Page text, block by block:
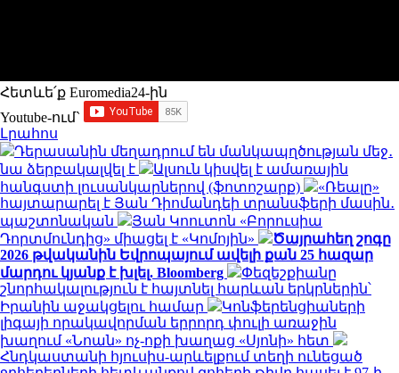
Հետևե՛ք Euromedia24-ին
Youtube-ում`
Լրահոս
Դերասանին մեղադրում են մանկապղծության մեջ․
նա ձերբակալվել է
Ալսուն կիսվել է ամառային
հանգստի լուսանկարներով (ֆոտոշարք)
«Ռեալը»
հայտարարել է Յան Դիոմանդեի տրանսֆերի մասին․
պաշտոնական
Յան Կոուտոն «Բորուսիա
Դորտմունդից» միացել է «Կոմոյին»
Ծայրահեղ շոգը
2026 թվականին Եվրոպայում ավելի քան 25 հազար
մարդու կյանք է խլել. Bloomberg
Փեզեշքիանը
շնորհակալություն է հայտնել հարևան երկրներին՝
Իրանին աջակցելու համար
Կոնֆերենցիաների
լիգայի որակավորման երրորդ փուլի առաջին
խաղում «Նոան» ոչ-ոքի խաղաց «Սյոնի» հետ
Հնդկաստանի հյուսիս-արևելքում տեղի ունեցած